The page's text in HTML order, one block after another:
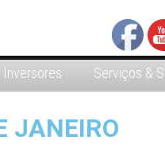
Inversores Serviços &
JANEIRO